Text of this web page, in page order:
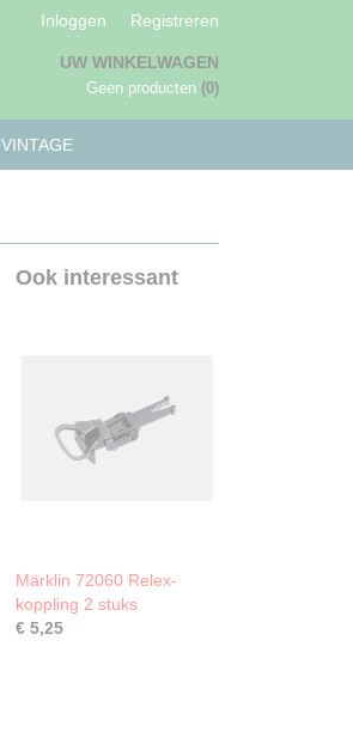
Inloggen Registreren
UW WINKELWAGEN
Geen producten (0)
VINTAGE
Ook interessant
Märklin 72060 Relex-
koppling 2 stuks
€ 5,25